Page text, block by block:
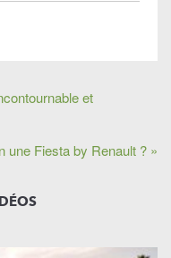
et
Fiesta by Renault ? »